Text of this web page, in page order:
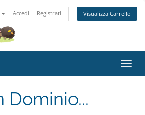
Accedi Registrati Visualizza Carrello
Attiva
Dominio...